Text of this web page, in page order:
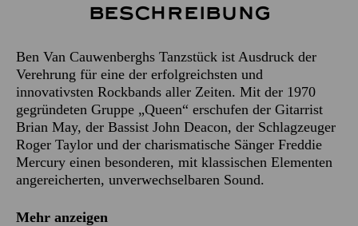
Beschreibung
Ben Van Cauwenberghs Tanzstück ist Ausdruck der
Verehrung für eine der erfolgreichsten und
innovativsten Rockbands aller Zeiten. Mit der 1970
gegründeten Gruppe „Queen“ erschufen der Gitarrist
Brian May, der Bassist John Deacon, der Schlagzeuger
Roger Taylor und der charismatische Sänger Freddie
Mercury einen besonderen, mit klassischen Elementen
angereicherten, unverwechselbaren Sound.
Mehr anzeigen